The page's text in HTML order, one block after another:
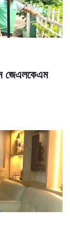
জেএলকেএম